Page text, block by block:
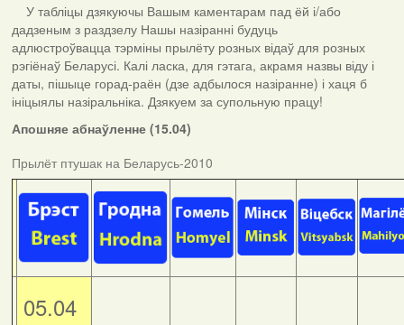
У табліцы дзякуючы Вашым каментарам пад ёй і/або
дадзеным з раздзелу Нашы назіранні будуць
адлюстроўвацца тэрміны прылёту розных відаў для розных
рэгіёнаў Беларусі. Калі ласка, для гэтага, акрамя назвы віду і
даты, пішыце горад-раён (дзе адбылося назіранне) і хаця б
ініцыялы назіральніка. Дзякуем за супольную працу!
Апошняе абнаўленне (15.04)
Прылёт птушак на Беларусь-2010
05.04